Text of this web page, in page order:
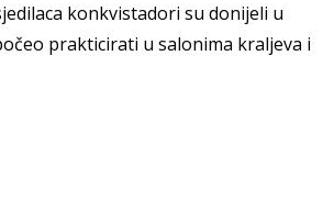
konkvistadori su donijeli u
prakticirati u salonima kraljeva i